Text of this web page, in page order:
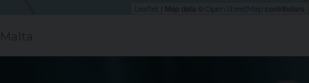
Leaflet | Map data © OpenStreetMap contributors
Malta